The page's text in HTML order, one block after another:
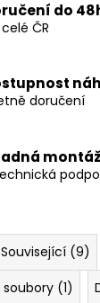
do
ČR
doručení
Související (9)
(1)